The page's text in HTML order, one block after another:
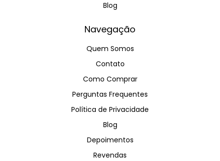
Blog
Navegação
Quem Somos
Contato
Como Comprar
Perguntas Frequentes
Política de Privacidade
Blog
Depoimentos
Revendas